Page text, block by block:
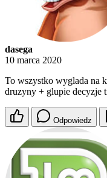
dasega
10 marca 2020
To wszystko wyglada na
druzyny + glupie decyzje
Odpowiedz